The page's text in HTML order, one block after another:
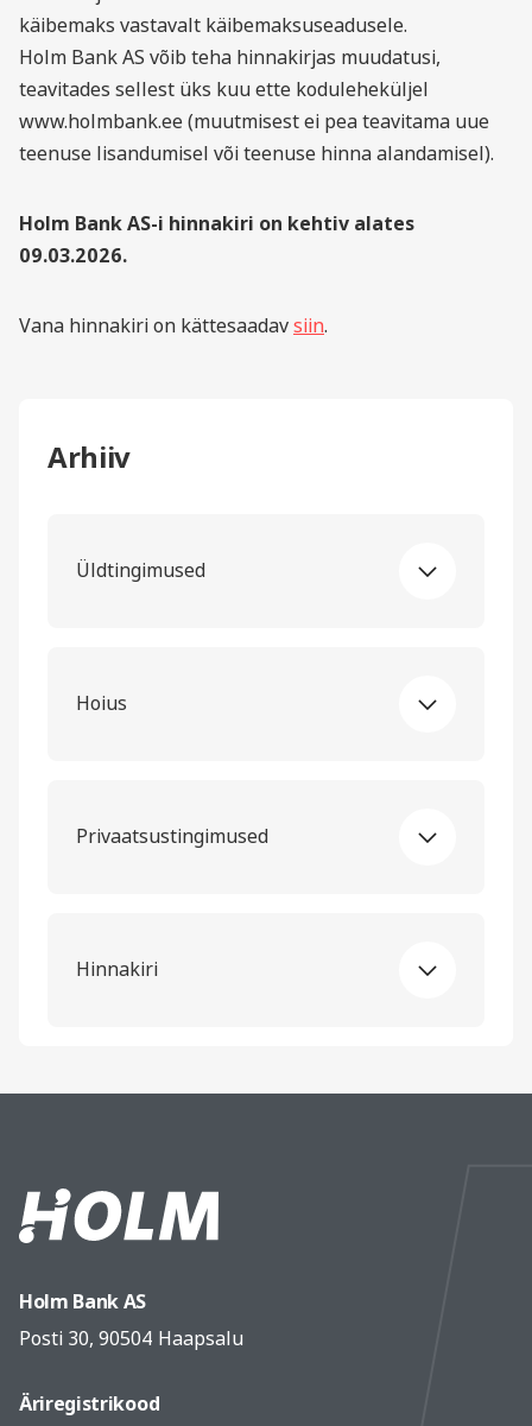
käibemaks vastavalt käibemaksuseadusele.
Holm Bank AS võib teha hinnakirjas muudatusi,
teavitades sellest üks kuu ette koduleheküljel
www.holmbank.ee (muutmisest ei pea teavitama uue
teenuse lisandumisel või teenuse hinna alandamisel).
Holm Bank AS-i hinnakiri on kehtiv alates
09.03.2026.
Vana hinnakiri on kättesaadavsiin.
Arhiiv
Üldtingimused
Hoius
Privaatsustingimused
Hinnakiri
Holm Bank AS
Posti 30, 90504 Haapsalu
Äriregistrikood